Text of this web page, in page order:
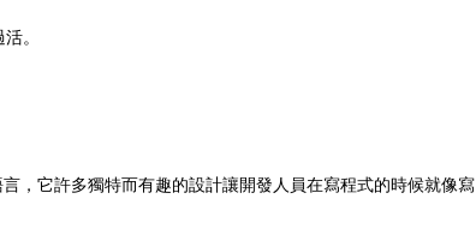
。
，它許多獨特而有趣的設計讓開發人員在寫程式的時候就像寫